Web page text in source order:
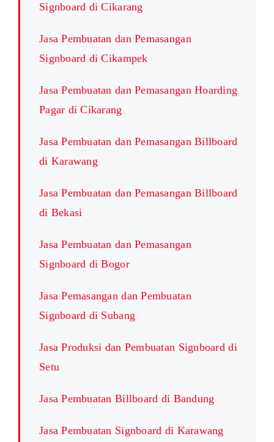
Signboard di Cikarang
Jasa Pembuatan dan Pemasangan
Signboard di Cikampek
Jasa Pembuatan dan Pemasangan Hoarding
Pagar di Cikarang
Jasa Pembuatan dan Pemasangan Billboard
di Karawang
Jasa Pembuatan dan Pemasangan Billboard
di Bekasi
Jasa Pembuatan dan Pemasangan
Signboard di Bogor
Jasa Pemasangan dan Pembuatan
Signboard di Subang
Jasa Produksi dan Pembuatan Signboard di
Setu
Jasa Pembuatan Billboard di Bandung
Jasa Pembuatan Signboard di Karawang